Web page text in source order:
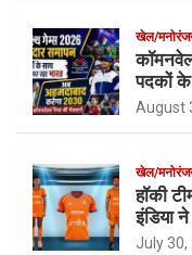
खेल/
पदकों के
August
खेल/
हॉकी
इंडिया
July 30,